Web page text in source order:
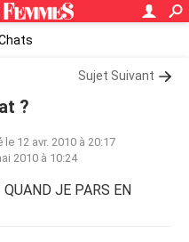
Sujet Suivant
?
le 12 avr. 2010 à 20:17
2010 à 10:24
JE PARS EN